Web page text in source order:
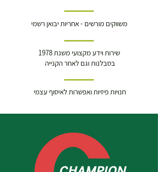
משווקים מורשים - אחריות יבואן רשמי
שירות וידע מקצועי משנת 1978
בסבלנות וגם לאחר הקנייה
חנויות פיזיות ואפשרות לאיסוף עצמי